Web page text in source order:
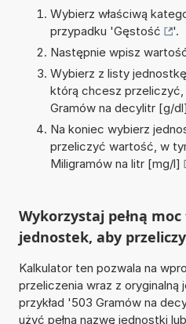
Wybierz właściwą
przypadku 'Gęstość
'.
Następnie wpisz
Wybierz z listy
którą chcesz
Gramów na decylitr [g/dl]
Na koniec wybierz
przeliczyć wartość, w
Miligramów na litr [mg/l]
Wykorzystaj pełną
jednostek, aby
Kalkulator ten pozwala na
przeliczenia wraz z oryginalną
przykład '503 Gramów na
użyć pełną nazwę jednostki